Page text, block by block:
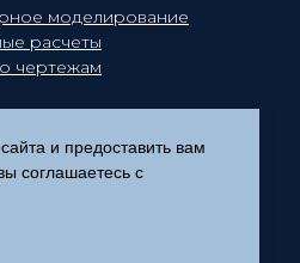
моделирование
расчеты
чертежам
и предоставить вам
соглашаетесь с